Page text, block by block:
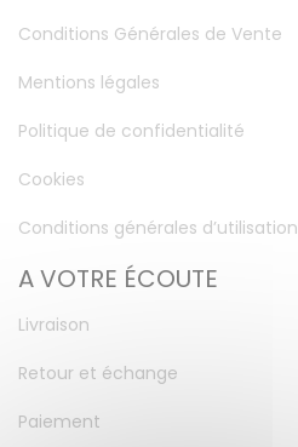
Conditions Générales de Vente
Mentions légales
Politique de confidentialité
Cookies
Conditions générales d’utilisation
A VOTRE ÉCOUTE
Livraison
Retour et échange
Paiement